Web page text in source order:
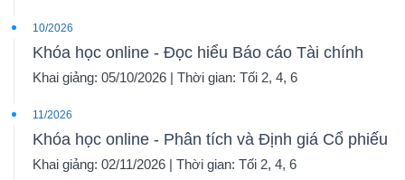
10/2026
Khóa học online - Đọc hiểu Báo cáo Tài chính
Khai giảng: 05/10/2026 | Thời gian: Tối 2, 4, 6
11/2026
Khóa học online - Phân tích và Định giá Cổ phiếu
Khai giảng: 02/11/2026 | Thời gian: Tối 2, 4, 6